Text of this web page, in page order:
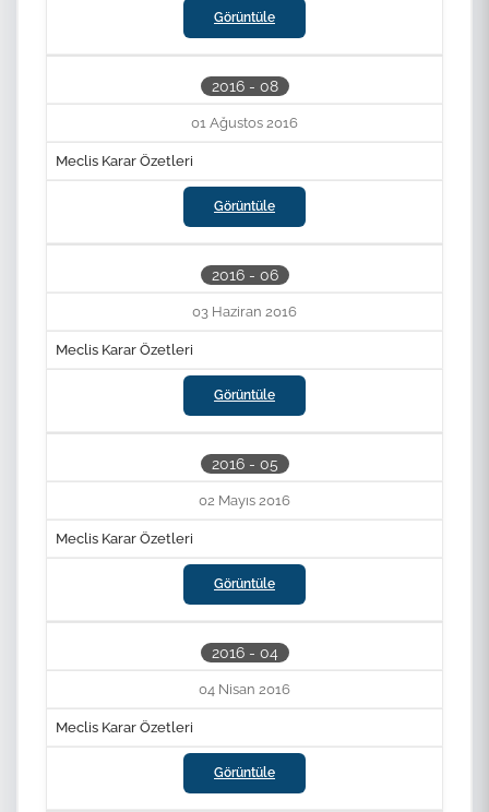
Görüntüle
2016 - 08
01 Ağustos 2016
Meclis Karar Özetleri
Görüntüle
2016 - 06
03 Haziran 2016
Meclis Karar Özetleri
Görüntüle
2016 - 05
02 Mayıs 2016
Meclis Karar Özetleri
Görüntüle
2016 - 04
04 Nisan 2016
Meclis Karar Özetleri
Görüntüle